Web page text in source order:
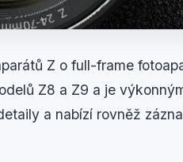
Z o full-frame
Z8 a Z9 a je
a nabízí rovněž